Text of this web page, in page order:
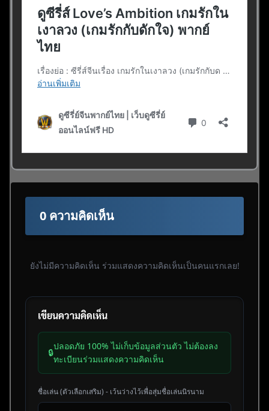
0 ความคิดเห็น
ยังไม่มีความคิดเห็น ร่วมแสดงความคิดเห็นเป็นคนแรกเลย!
เขียนความคิดเห็น
🔒
ปลอดภัย 100% ไม่เก็บข้อมูลส่วนตัว ไม่ต้องลง
ทะเบียนร่วมแสดงความคิดเห็น
ชื่อเล่น (ตัวเลือกเสริม) - เว้นว่างไว้เพื่อสุ่มชื่อเล่นนิรนาม